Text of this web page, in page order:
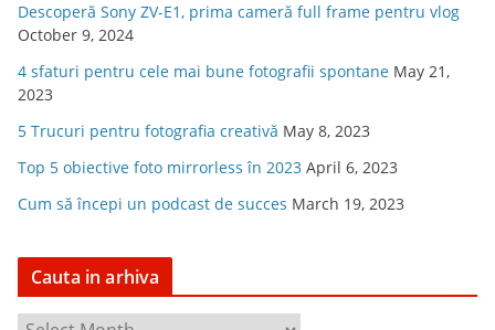
Descoperă Sony ZV-E1, prima cameră full frame pentru vlog
October 9, 2024
4 sfaturi pentru cele mai bune fotografii spontane May 21,
2023
5 Trucuri pentru fotografia creativă May 8, 2023
Top 5 obiective foto mirrorless în 2023 April 6, 2023
Cum să începi un podcast de succes March 19, 2023
Cauta in arhiva